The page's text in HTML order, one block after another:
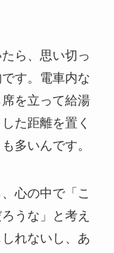
ら、思い切っ
す。電車内な
を立って給湯
た距離を置く
多いんです。
心の中で「こ
うな」と考え
れないし、あ